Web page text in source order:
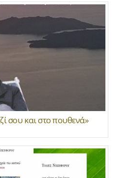
σου και στο πουθενά»